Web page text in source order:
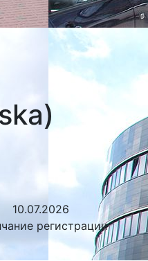
10.07.2026
регистрации